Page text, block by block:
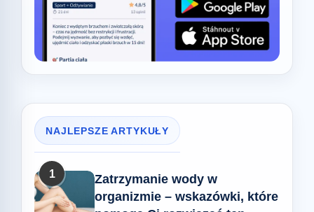
NAJLEPSZE ARTYKUŁY
1
Zatrzymanie wody w
organizmie – wskazówki, które